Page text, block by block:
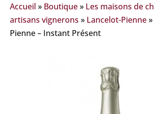
Accueil » Boutique» Les maisons de
artisans vignerons » Lancelot-Pienne»
Pienne – Instant Présent